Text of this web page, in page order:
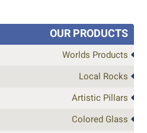
OUR PRODUCTS
Worlds Products
Local Rocks
Artistic Pillars
Colored Glass